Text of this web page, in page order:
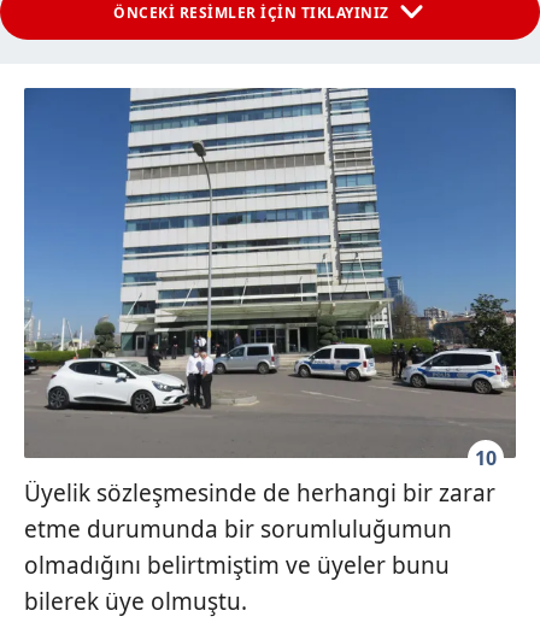
ÖNCEKİ RESİMLER İÇİN TIKLAYINIZ
10
Üyelik sözleşmesinde de herhangi bir zarar
etme durumunda bir sorumluluğumun
olmadığını belirtmiştim ve üyeler bunu
bilerek üye olmuştu.